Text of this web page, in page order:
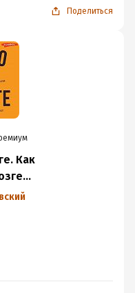
нон-фикшн
не может
за свои
свой
Поделиться
Как